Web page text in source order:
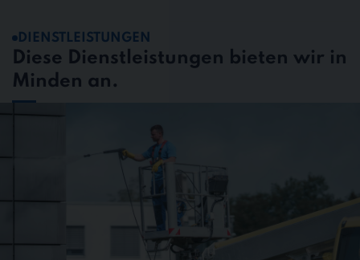
DIENSTLEISTUNGEN
Diese Dienstleistungen bieten wir in
Minden an.